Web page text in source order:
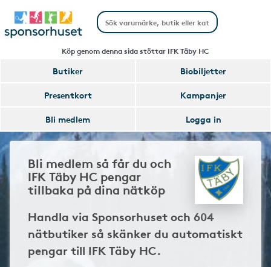
Köp genom denna sida stöttar IFK Täby HC
Butiker
Biobiljetter
Presentkort
Kampanjer
Bli medlem
Logga in
Bli medlem så får du och
IFK Täby HC pengar
tillbaka på dina nätköp
Handla via Sponsorhuset och 604
nätbutiker så skänker du automatiskt
pengar till IFK Täby HC.